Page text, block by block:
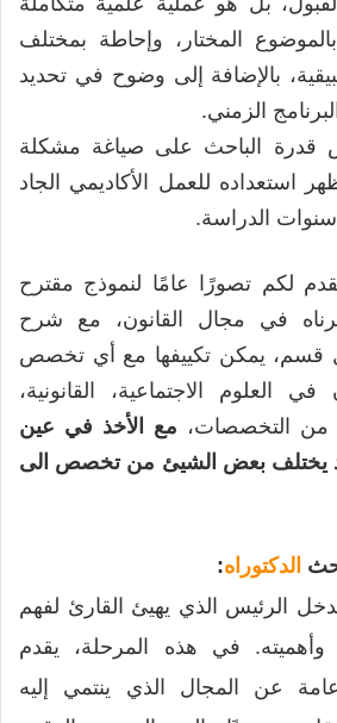
المختار، وإحاطة بمختلف
بالإضافة إلى وضوح في تحديد
الزمني.
قدرة الباحث على صياغة مشكلة
استعداده للعمل الأكاديمي الجاد
الدراسة.
لكم تصورًا عامًا لنموذج مقترح
في مجال القانون، مع شرح
قسم، يمكن تكييفها مع أي تخصص
العلوم الاجتماعية، القانونية،
من التخصصات، مع الأخذ في عين
قد يختلف بعض الشيئ من تخصص الى
الدكتوراه:
الرئيس الذي يهيئ القارئ لفهم
في هذه المرحلة، يقدم
عن المجال الذي ينتمي إليه